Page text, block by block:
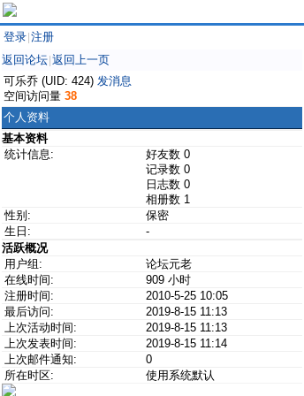
登录 注册
返回论坛 返回上一页
可乐乔 (UID: 424) 发消息
空间访问量 38
个人资料
基本资料
统计信息:
好友数 0
记录数 0
日志数 0
相册数 1
性别:
保密
生日:
-
活跃概况
用户组:
论坛元老
在线时间:
909 小时
注册时间:
2010-5-25 10:05
最后访问:
2019-8-15 11:13
上次活动时间:
2019-8-15 11:13
上次发表时间:
2019-8-15 11:14
上次邮件通知:
0
所在时区:
使用系统默认